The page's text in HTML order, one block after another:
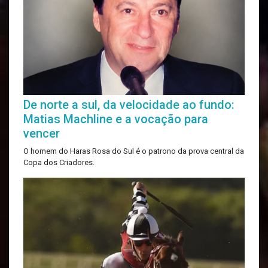
De norte a sul, da velocidade ao fundo:
Matias Machline e a vocação para
vencer
O homem do Haras Rosa do Sul é o patrono da prova central da
Copa dos Criadores.